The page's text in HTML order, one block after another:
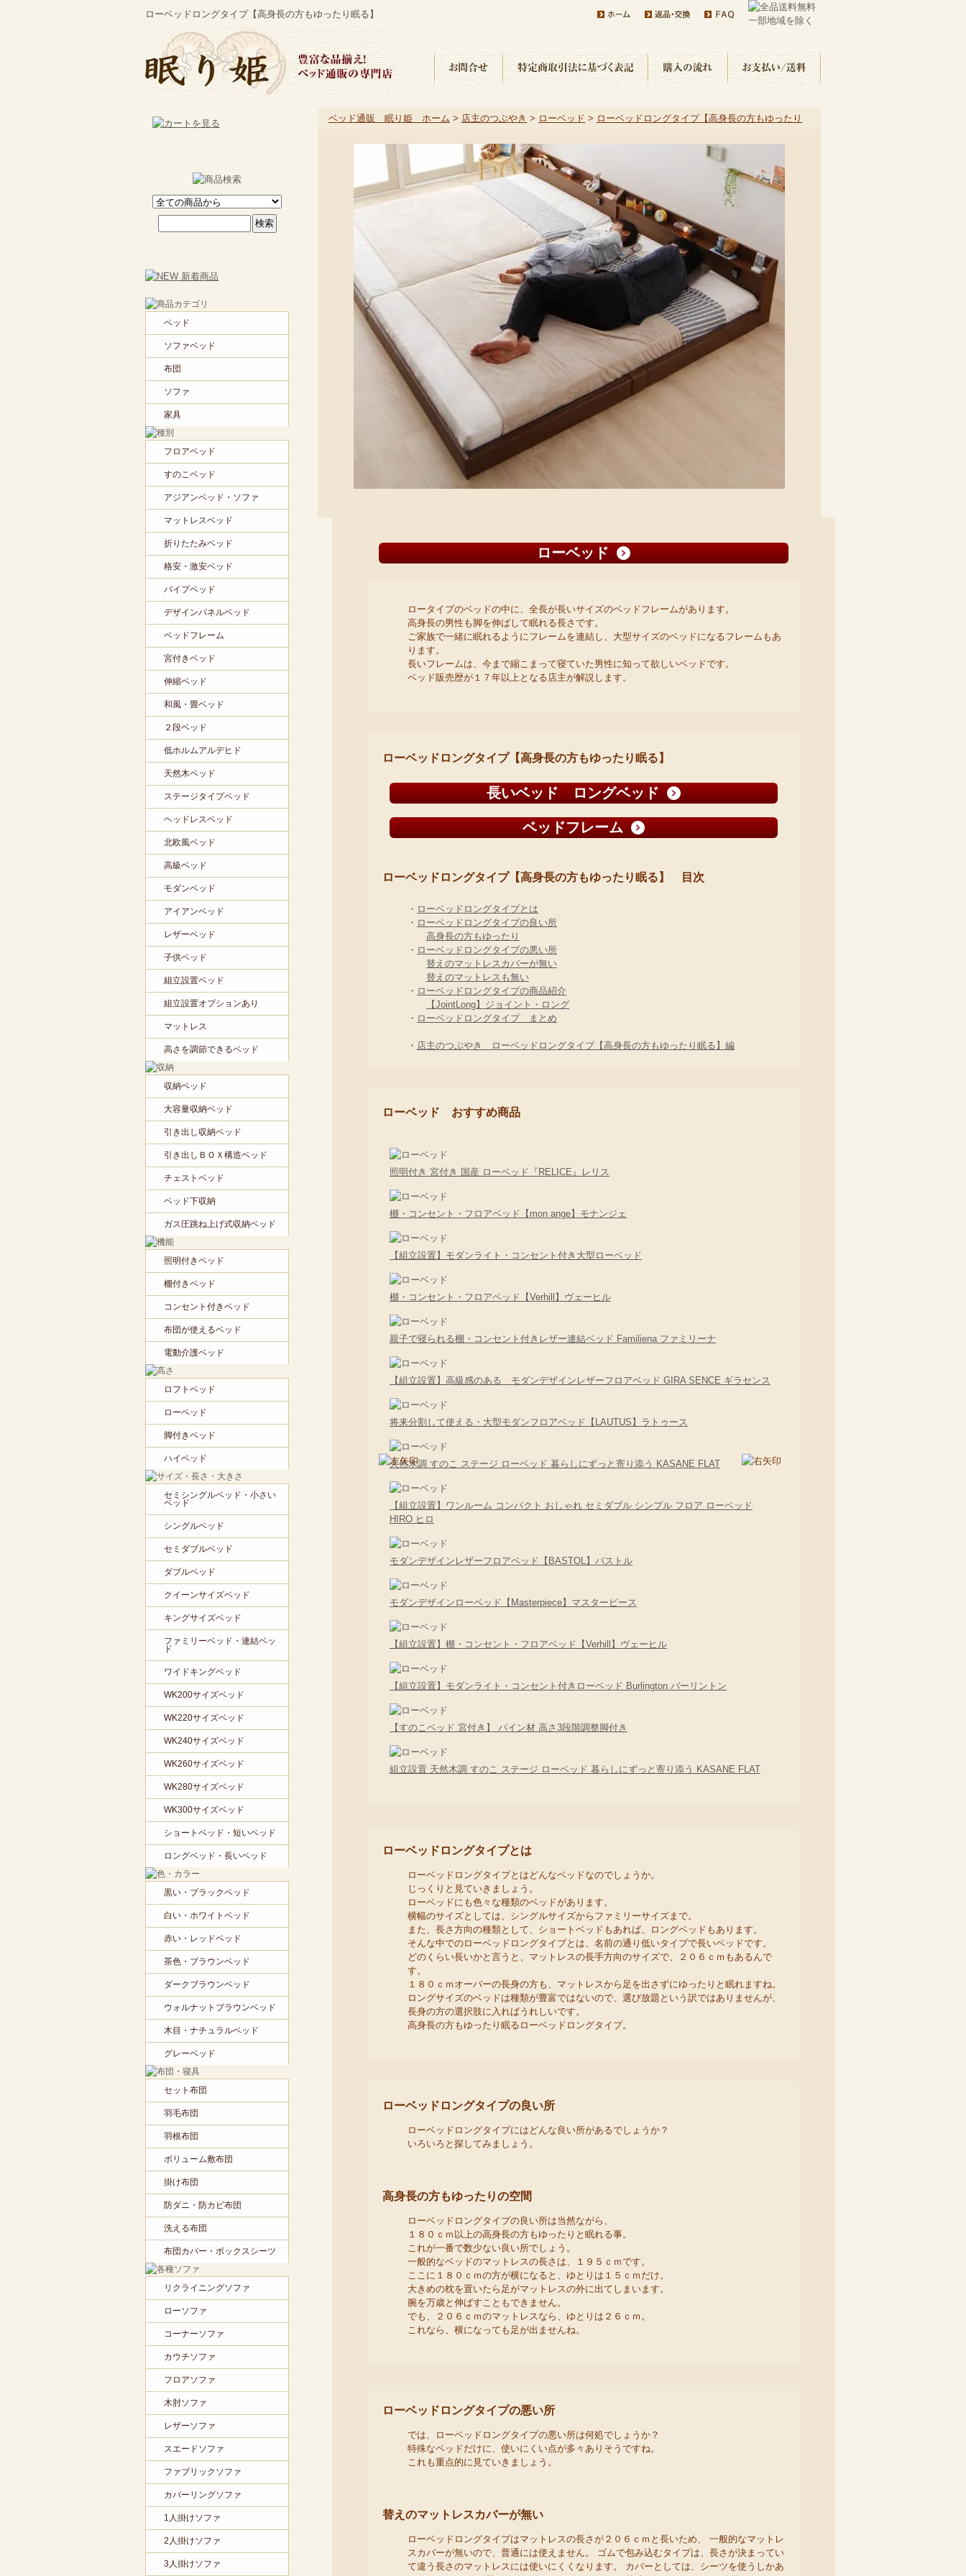
ローベッドロングタイプ【高身長の方もゆったり眠る】
ベッド通販 眠り姫 ホーム > 店主のつぶやき > ローベッド > ローベッドロングタイプ【高身長の方もゆったり
ローベッド
ロータイプのベッドの中に、全長が長いサイズのベッドフレームがあります。
高身長の男性も脚を伸ばして眠れる長さです。
ご家族で一緒に眠れるようにフレームを連結し、大型サイズのベッドになるフレームもあ
ります。
長いフレームは、今まで縮こまって寝ていた男性に知って欲しいベッドです。
ベッド販売歴が１７年以上となる店主が解説します。
ローベッドロングタイプ【高身長の方もゆったり眠る】
長いベッド ロングベッド
ベッドフレーム
ローベッドロングタイプ【高身長の方もゆったり眠る】 目次
・ ローベッドロングタイプとは
・ ローベッドロングタイプの良い所
高身長の方もゆったり
・ ローベッドロングタイプの悪い所
替えのマットレスカバーが無い
替えのマットレスも無い
・ ローベッドロングタイプの商品紹介
【JointLong】ジョイント・ロング
・ ローベッドロングタイプ まとめ
・ 店主のつぶやき ローベッドロングタイプ【高身長の方もゆったり眠る】編
ローベッド おすすめ商品
照明付き 宮付き 国産 ローベッド『RELICE』レリス
棚・コンセント・フロアベッド【mon ange】モナンジェ
【組立設置】モダンライト・コンセント付き大型ローベッド
棚・コンセント・フロアベッド【Verhill】ヴェーヒル
親子で寝られる棚・コンセント付きレザー連結ベッド Familiena ファミリーナ
【組立設置】高級感のある モダンデザインレザーフロアベッド GIRA SENCE ギラセンス
将来分割して使える・大型モダンフロアベッド【LAUTUS】ラトゥース
天然木調 すのこ ステージ ローベッド 暮らしにずっと寄り添う KASANE FLAT
【組立設置】ワンルーム コンパクト おしゃれ セミダブル シンプル フロア ローベッド
HIRO ヒロ
モダンデザインレザーフロアベッド【BASTOL】バストル
モダンデザインローベッド【Masterpiece】マスターピース
【組立設置】棚・コンセント・フロアベッド【Verhill】ヴェーヒル
【組立設置】モダンライト・コンセント付きローベッド Burlington バーリントン
【すのこベッド 宮付き】 パイン材 高さ3段階調整脚付き
組立設置 天然木調 すのこ ステージ ローベッド 暮らしにずっと寄り添う KASANE FLAT
ローベッドロングタイプとは
ローベッドロングタイプとはどんなベッドなのでしょうか。
じっくりと見ていきましょう。
ローベッドにも色々な種類のベッドがあります。
横幅のサイズとしては、シングルサイズからファミリーサイズまで。
また、長さ方向の種類として、ショートベッドもあれば、ロングベッドもあります。
そんな中でのローベッドロングタイプとは、名前の通り低いタイプで長いベッドです。
どのくらい長いかと言うと、マットレスの長手方向のサイズで、２０６ｃｍもあるんで
す。
１８０ｃｍオーバーの長身の方も、マットレスから足を出さずにゆったりと眠れますね。
ロングサイズのベッドは種類が豊富ではないので、選び放題という訳ではありませんが、
長身の方の選択肢に入ればうれしいです。
高身長の方もゆったり眠るローベッドロングタイプ。
ローベッドロングタイプの良い所
ローベッドロングタイプにはどんな良い所があるでしょうか？
いろいろと探してみましょう。
高身長の方もゆったりの空間
ローベッドロングタイプの良い所は当然ながら、
１８０ｃｍ以上の高身長の方もゆったりと眠れる事。
これが一番で数少ない良い所でしょう。
一般的なベッドのマットレスの長さは、１９５ｃｍです。
ここに１８０ｃｍの方が横になると、ゆとりは１５ｃｍだけ。
大きめの枕を置いたら足がマットレスの外に出てしまいます。
腕を万歳と伸ばすこともできません。
でも、２０６ｃｍのマットレスなら、ゆとりは２６ｃｍ。
これなら、横になっても足が出ませんね。
ローベッドロングタイプの悪い所
では、ローベッドロングタイプの悪い所は何処でしょうか？
特殊なベッドだけに、使いにくい点が多々ありそうですね。
これも重点的に見ていきましょう。
替えのマットレスカバーが無い
ローベッドロングタイプはマットレスの長さが２０６ｃｍと長いため、 一般的なマットレ
スカバーが無いので、普通には使えません。 ゴムで包み込むタイプは、長さが決まってい
て違う長さのマットレスには使いにくくなります。 カバーとしては、シーツを使うしかあ
ベッド
ソファベッド
布団
ソファ
家具
フロアベッド
すのこベッド
アジアンベッド・ソファ
マットレスベッド
折りたたみベッド
格安・激安ベッド
パイプベッド
デザインパネルベッド
ベッドフレーム
宮付きベッド
伸縮ベッド
和風・畳ベッド
２段ベッド
低ホルムアルデヒド
天然木ベッド
ステージタイプベッド
ヘッドレスベッド
北欧風ベッド
高級ベッド
モダンベッド
アイアンベッド
レザーベッド
子供ベッド
組立設置ベッド
組立設置オプションあり
マットレス
高さを調節できるベッド
収納ベッド
大容量収納ベッド
引き出し収納ベッド
引き出しＢＯＸ構造ベッド
チェストベッド
ベッド下収納
ガス圧跳ね上げ式収納ベッド
照明付きベッド
棚付きベッド
コンセント付きベッド
布団が使えるベッド
電動介護ベッド
ロフトベッド
ローベッド
脚付きベッド
ハイベッド
セミシングルベッド・小さい
ベッド
シングルベッド
セミダブルベッド
ダブルベッド
クイーンサイズベッド
キングサイズベッド
ファミリーベッド・連結ベッ
ド
ワイドキングベッド
WK200サイズベッド
WK220サイズベッド
WK240サイズベッド
WK260サイズベッド
WK280サイズベッド
WK300サイズベッド
ショートベッド・短いベッド
ロングベッド・長いベッド
黒い・ブラックベッド
白い・ホワイトベッド
赤い・レッドベッド
茶色・ブラウンベッド
ダークブラウンベッド
ウォルナットブラウンベッド
木目・ナチュラルベッド
グレーベッド
セット布団
羽毛布団
羽根布団
ボリューム敷布団
掛け布団
防ダニ・防カビ布団
洗える布団
布団カバー・ボックスシーツ
リクライニングソファ
ローソファ
コーナーソファ
カウチソファ
フロアソファ
木肘ソファ
レザーソファ
スエードソファ
ファブリックソファ
カバーリングソファ
1人掛けソファ
2人掛けソファ
3人掛けソファ